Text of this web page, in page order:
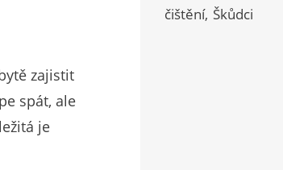
zajistit
spát, ale
je
čištění Škůdci